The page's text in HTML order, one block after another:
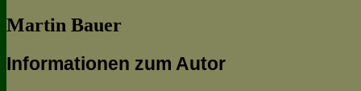
Martin Bauer
Informationen zum Autor